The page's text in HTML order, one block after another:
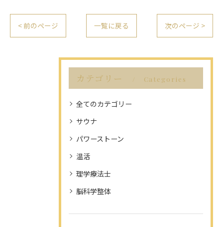
< 前のページ 一覧に戻る 次のページ >
カテゴリー Categories
全てのカテゴリー
サウナ
パワーストーン
温活
理学療法士
脳科学整体